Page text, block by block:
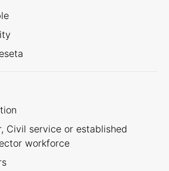
Civil service or established
workforce